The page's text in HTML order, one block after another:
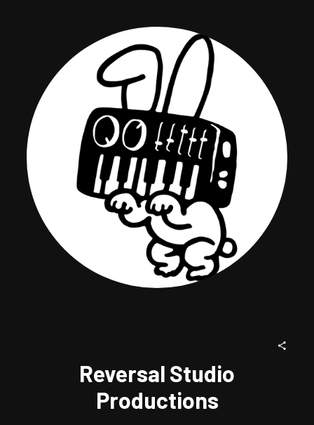
Reversal Studio
Productions